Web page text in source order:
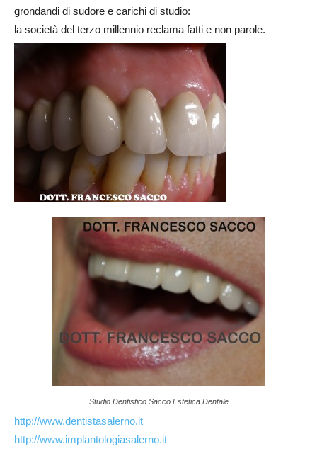
grondandi di sudore e carichi di studio:
la società del terzo millennio reclama fatti e non parole.
Studio Dentistico Sacco Estetica Dentale
http://www.dentistasalerno.it
http://www.implantologiasalerno.it